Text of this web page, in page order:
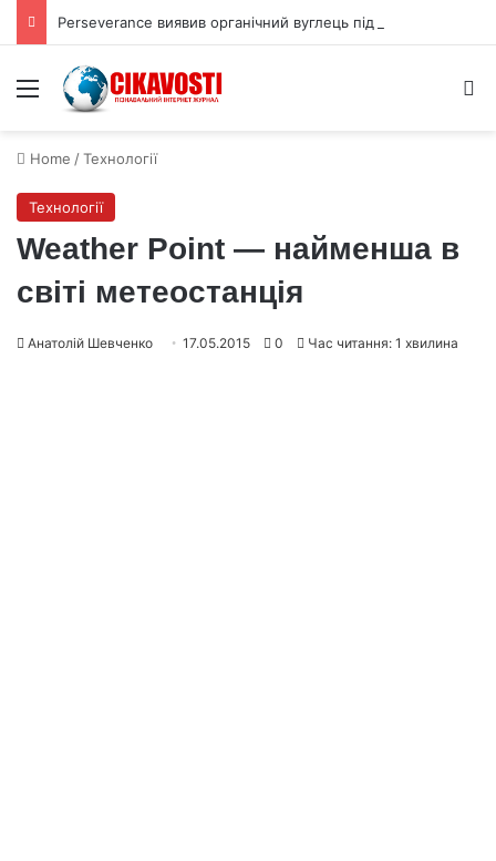
Menu
Home /Технології
Технології
Weather Point — найменша в
світі метеостанція
Анатолій Шевченко 17.05.2015 0 Час читання: 1 хвилина